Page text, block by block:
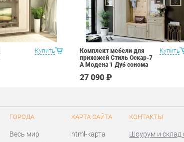
Купить Купить
Комплект мебели для
прихожей Стиль Оскар-7
А Модена 1 Дуб сонома
27 090 ₽
ГОРОДА
Весь мир
КАРТА САЙТА
html-карта
КОНТАКТЫ
Шоурум и